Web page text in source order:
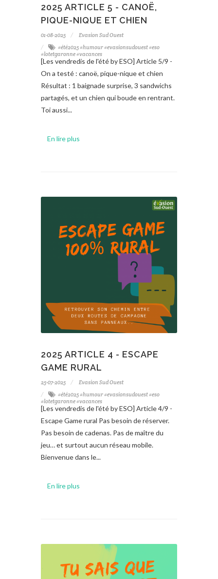
2025 ARTICLE 5 - CANOË,
PIQUE-NIQUE ET CHIEN
01-08-2025
Evasion Sud Ouest
#été2025 #humour #evasionsudouest #eso
#lotetgaronne #vacances
[Les vendredis de l'été by ESO] Article 5/9 -
On a testé : canoë, pique-nique et chien
Résultat : 1 baignade surprise, 3 sandwichs
partagés, et un chien qui boude en rentrant.
Toi aussi...
En lire plus
2025 ARTICLE 4 - ESCAPE
GAME RURAL
25-07-2025
Evasion Sud Ouest
#été2025 #humour #evasionsudouest #eso
#lotetgaronne #vacances
[Les vendredis de l'été by ESO] Article 4/9 -
Escape Game rural Pas besoin de réserver.
Pas besoin de cadenas. Pas de maître du
jeu… et surtout aucun réseau mobile.
Bienvenue dans le...
En lire plus